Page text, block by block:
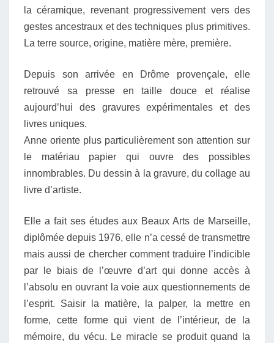
la céramique, revenant progressivement vers des
gestes ancestraux et des techniques plus primitives.
La terre source, origine, matière mère, première.
Depuis son arrivée en Drôme provençale, elle
retrouvé sa presse en taille douce et réalise
aujourd’hui des gravures expérimentales et des
livres uniques.
Anne oriente plus particulièrement son attention sur
le matériau papier qui ouvre des possibles
innombrables. Du dessin à la gravure, du collage au
livre d’artiste.
Elle a fait ses études aux Beaux Arts de Marseille,
diplômée depuis 1976, elle n’a cessé de transmettre
mais aussi de chercher comment traduire l’indicible
par le biais de l’œuvre d’art qui donne accès à
l’absolu en ouvrant la voie aux questionnements de
l’esprit. Saisir la matière, la palper, la mettre en
forme, cette forme qui vient de l’intérieur, de la
mémoire, du vécu. Le miracle se produit quand la